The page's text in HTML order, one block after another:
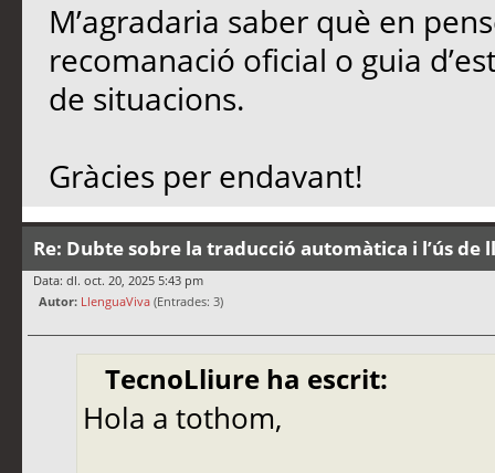
M’agradaria saber què en
recomanació oficial o guia
de situacions.
Gràcies per endavant!
Re: Dubte sobre la traducció automàtica i l’ús de
Data: dl. oct. 20, 2025 5:43 pm
Autor: LlenguaViva (Entrades: 3)
TecnoLliure ha escrit:
Hola a tothom,